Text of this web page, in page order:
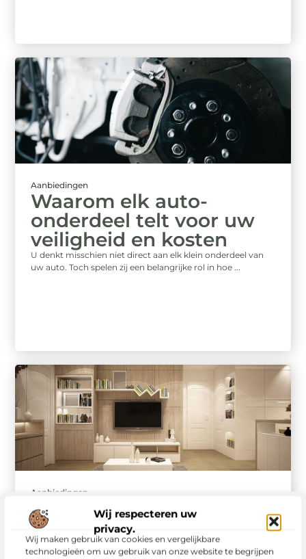
Wij respecteren uw
privacy.
Wij maken gebruik van cookies en vergelijkbare
technologieën om uw gebruik van onze website te begrijpen
Aanbiedingen
Waarom elk auto-
onderdeel telt voor uw
veiligheid en kosten
U denkt misschien niet direct aan elk klein onderdeel van
uw auto. Toch spelen zij een belangrijke rol in hoe ...
Aanbiedingen
De voordelen van
slimme sloten voor
moderne woningen